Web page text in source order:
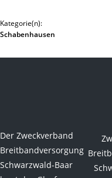
Kategorie(n):
Schabenhausen
Der Zweckverband
Breitbandversorgung
Schwarzwald-Baar